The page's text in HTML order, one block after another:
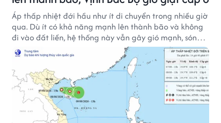
Áp thấp nhiệt đới hầu như ít di chuyển trong nhiều giờ
qua. Dù ít có khả năng mạnh lên thành bão và không
đi vào đất liền, hệ thống này vẫn gây gió mạnh, sóng
lớn trên nhiều vùng biển.